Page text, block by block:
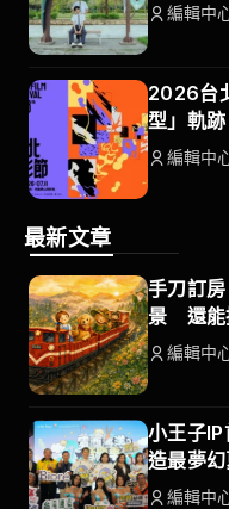
編輯中
2026台
型」軌
編輯中
最新文章
手刀訂
景 還能
編輯中
小王子
造最夢
編輯中